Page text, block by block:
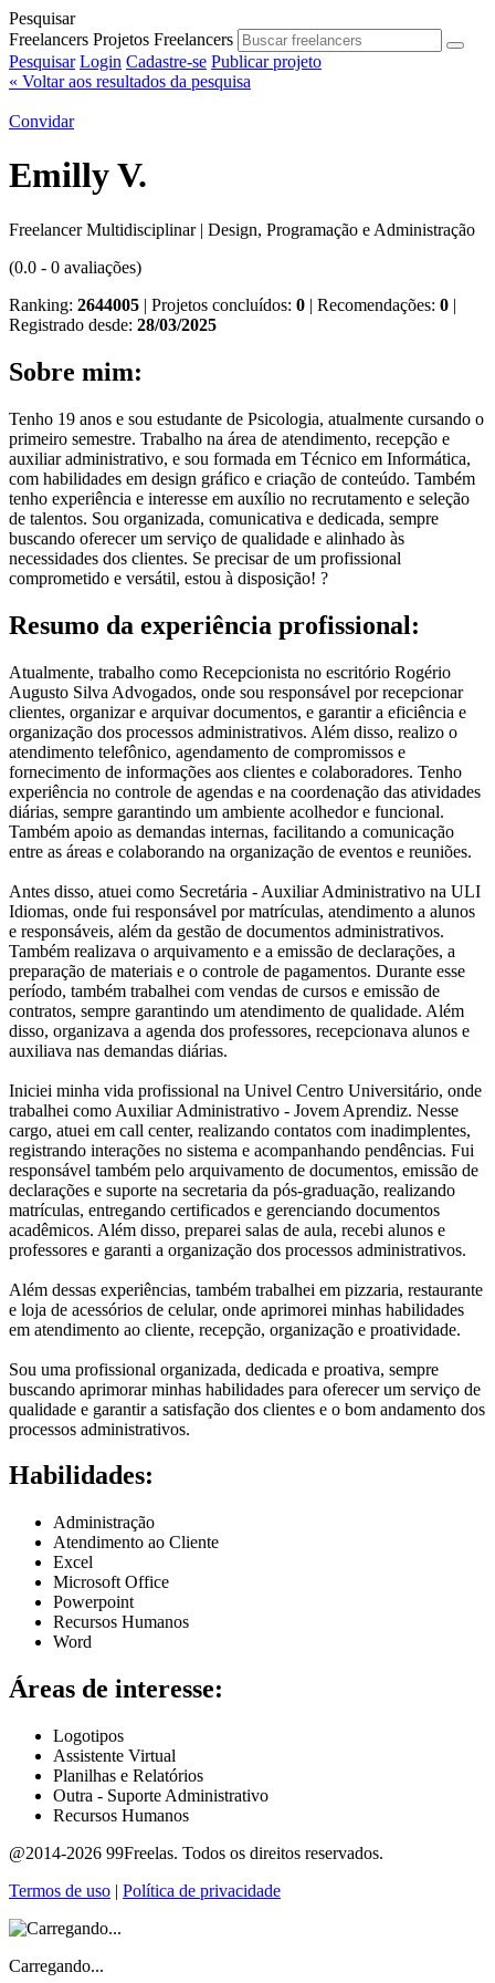
Pesquisar
Freelancers Projetos Freelancers
Pesquisar Login Cadastre-se Publicar projeto
« Voltar aos resultados da pesquisa
Convidar
Emilly V.
Freelancer Multidisciplinar | Design, Programação e Administração
(0.0 - 0 avaliações)
Ranking: 2644005 | Projetos concluídos: 0 | Recomendações: 0 |
Registrado desde: 28/03/2025
Sobre mim:
Tenho 19 anos e sou estudante de Psicologia, atualmente cursando o
primeiro semestre. Trabalho na área de atendimento, recepção e
auxiliar administrativo, e sou formada em Técnico em Informática,
com habilidades em design gráfico e criação de conteúdo. Também
tenho experiência e interesse em auxílio no recrutamento e seleção
de talentos. Sou organizada, comunicativa e dedicada, sempre
buscando oferecer um serviço de qualidade e alinhado às
necessidades dos clientes. Se precisar de um profissional
comprometido e versátil, estou à disposição! ?
Resumo da experiência profissional:
Atualmente, trabalho como Recepcionista no escritório Rogério
Augusto Silva Advogados, onde sou responsável por recepcionar
clientes, organizar e arquivar documentos, e garantir a eficiência e
organização dos processos administrativos. Além disso, realizo o
atendimento telefônico, agendamento de compromissos e
fornecimento de informações aos clientes e colaboradores. Tenho
experiência no controle de agendas e na coordenação das atividades
diárias, sempre garantindo um ambiente acolhedor e funcional.
Também apoio as demandas internas, facilitando a comunicação
entre as áreas e colaborando na organização de eventos e reuniões.
Antes disso, atuei como Secretária - Auxiliar Administrativo na ULI
Idiomas, onde fui responsável por matrículas, atendimento a alunos
e responsáveis, além da gestão de documentos administrativos.
Também realizava o arquivamento e a emissão de declarações, a
preparação de materiais e o controle de pagamentos. Durante esse
período, também trabalhei com vendas de cursos e emissão de
contratos, sempre garantindo um atendimento de qualidade. Além
disso, organizava a agenda dos professores, recepcionava alunos e
auxiliava nas demandas diárias.
Iniciei minha vida profissional na Univel Centro Universitário, onde
trabalhei como Auxiliar Administrativo - Jovem Aprendiz. Nesse
cargo, atuei em call center, realizando contatos com inadimplentes,
registrando interações no sistema e acompanhando pendências. Fui
responsável também pelo arquivamento de documentos, emissão de
declarações e suporte na secretaria da pós-graduação, realizando
matrículas, entregando certificados e gerenciando documentos
acadêmicos. Além disso, preparei salas de aula, recebi alunos e
professores e garanti a organização dos processos administrativos.
Além dessas experiências, também trabalhei em pizzaria, restaurante
e loja de acessórios de celular, onde aprimorei minhas habilidades
em atendimento ao cliente, recepção, organização e proatividade.
Sou uma profissional organizada, dedicada e proativa, sempre
buscando aprimorar minhas habilidades para oferecer um serviço de
qualidade e garantir a satisfação dos clientes e o bom andamento dos
processos administrativos.
Habilidades:
Administração
Atendimento ao Cliente
Excel
Microsoft Office
Powerpoint
Recursos Humanos
Word
Áreas de interesse:
Logotipos
Assistente Virtual
Planilhas e Relatórios
Outra - Suporte Administrativo
Recursos Humanos
@2014-2026 99Freelas. Todos os direitos reservados.
Termos de uso | Política de privacidade
Carregando...